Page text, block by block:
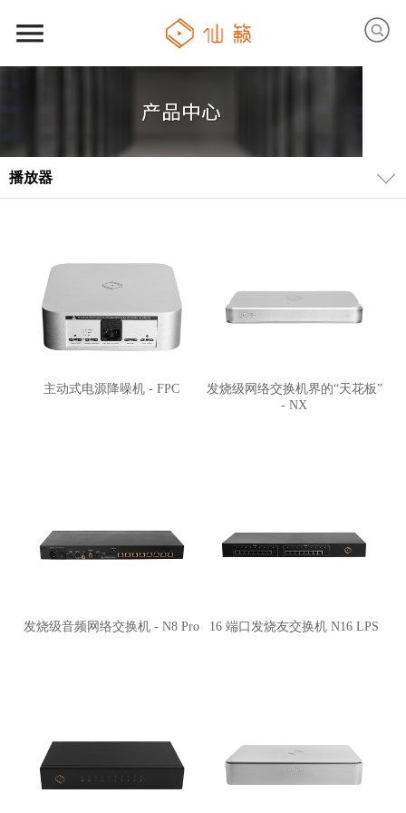
播放器
主动式电源降噪机 - FPC
发烧级网络交换机界的“天花板”
- NX
发烧级音频网络交换机 - N8 Pro 16 端口发烧友交换机 N16 LPS